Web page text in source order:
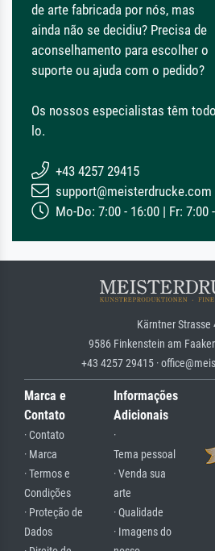
de arte fabricada por nós, mas
ainda não se decidiu? Precisa de
aconselhamento para escolher o
suporte ou ajuda com o pedido?
Os nossos especialistas têm
lo.
+43 4257 29415
support@meisterdrucke.com
Mo-Do: 7:00 - 16:00 | Fr: 7:00
Kärntner Strasse
9586 Finkenstein am Faaker
+43 4257 29415 ·
Marca e
Contato
· Contato
· Marca
· Termos e
Condições
· Proteção de
Dados
Informações
Adicionais
·
Tema pessoal
· Venda sua
arte
· Qualidade
· Imagens do